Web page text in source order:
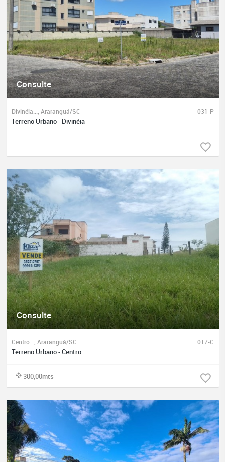
Consulte
Divinéia..., Araranguá/SC 031-P
Terreno Urbano - Divinéia
Consulte
Centro..., Araranguá/SC 017-C
Terreno Urbano - Centro
300,00mts